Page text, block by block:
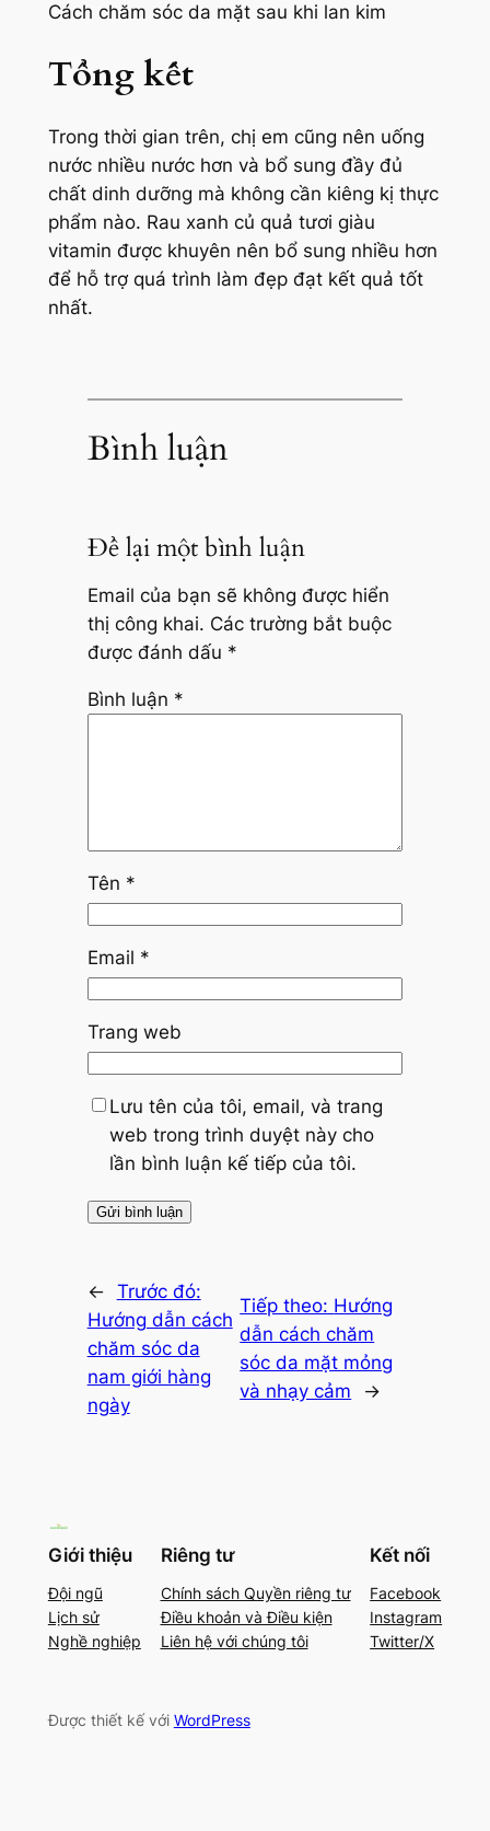
Cách chăm sóc da mặt sau khi lan kim
Tổng kết
Trong thời gian trên, chị em cũng nên uống
nước nhiều nước hơn và bổ sung đầy đủ
chất dinh dưỡng mà không cần kiêng kị thực
phẩm nào. Rau xanh củ quả tươi giàu
vitamin được khuyên nên bổ sung nhiều hơn
để hỗ trợ quá trình làm đẹp đạt kết quả tốt
nhất.
Bình luận
Để lại một bình luận
Email của bạn sẽ không được hiển
thị công khai. Các trường bắt buộc
được đánh dấu *
Bình luận *
Tên *
Email *
Trang web
Lưu tên của tôi, email, và trang
web trong trình duyệt này cho
lần bình luận kế tiếp của tôi.
← Trước đó:
Hướng dẫn cách
chăm sóc da
nam giới hàng
ngày
Tiếp theo: Hướng
dẫn cách chăm
sóc da mặt mỏng
và nhạy cảm
→
Giới thiệu
Đội ngũ
Lịch sử
Nghề nghiệp
Riêng tư
Chính sách Quyền riêng tư
Điều khoản và Điều kiện
Liên hệ với chúng tôi
Kết nối
Facebook
Instagram
Twitter/X
Được thiết kế với WordPress